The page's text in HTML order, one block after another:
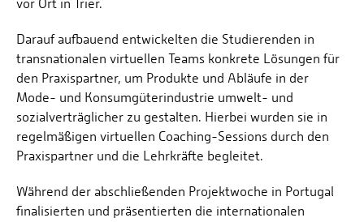
vor Ort in Trier.
Darauf aufbauend entwickelten die Studierenden in
transnationalen virtuellen Teams konkrete Lösungen für
den Praxispartner, um Produkte und Abläufe in der
Mode- und Kon­sumgüterindustrie umwelt- und
sozialverträglicher zu gestalten. Hierbei wurden sie in
regelmäßigen virtuellen Coaching-Sessions durch den
Praxispartner und die Lehr­kräfte begleitet.
Während der abschließenden Pro­jektwoche in Portugal
finalisierten und präsentierten die internationalen